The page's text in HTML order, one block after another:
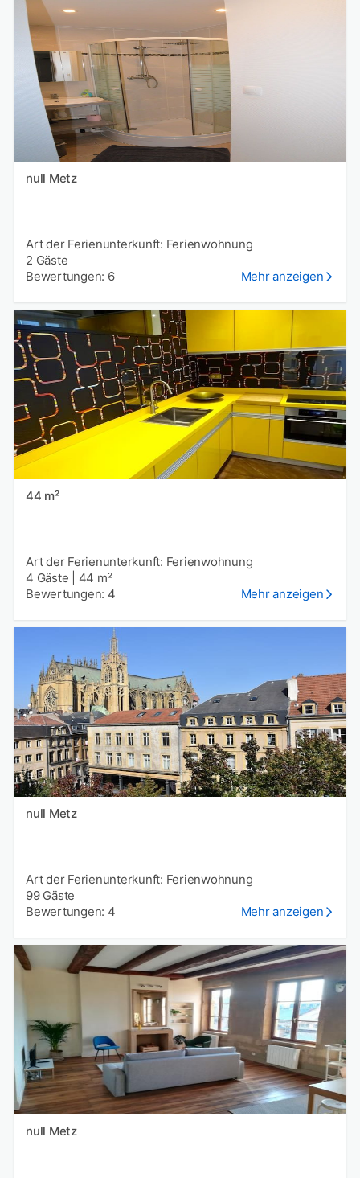
null Metz
Art der Ferienunterkunft: Ferienwohnung
2 Gäste
Bewertungen: 6
Mehr anzeigen
44 m²
Art der Ferienunterkunft: Ferienwohnung
4 Gäste
44 m²
Bewertungen: 4
Mehr anzeigen
null Metz
Art der Ferienunterkunft: Ferienwohnung
99 Gäste
Bewertungen: 4
Mehr anzeigen
null Metz